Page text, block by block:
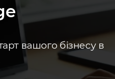
вашого бізнесу в